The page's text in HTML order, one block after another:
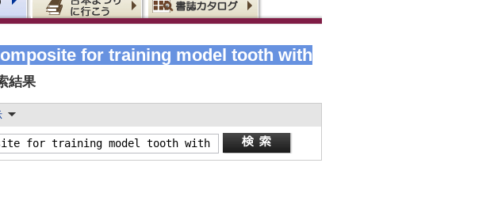
for training model tooth with
結果